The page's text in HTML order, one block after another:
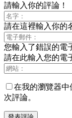
請輸入你的評論！
請在這裡輸入你的
您輸入了錯誤的電
請在此輸入您的電
在我的瀏覽器
次評論。